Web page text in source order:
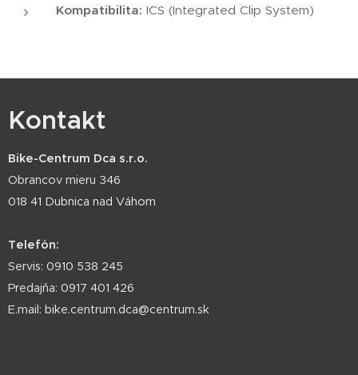
Kompatibilita: ICS (Integrated Clip System)
Kontakt
Bike-Centrum Dca s.r.o.
Obrancov mieru 346
018 41 Dubnica nad Váhom
Telefón:
Servis: 0910 538 245
Predajňa: 0917 401 426
E.mail: bike.centrum.dca@centrum.sk